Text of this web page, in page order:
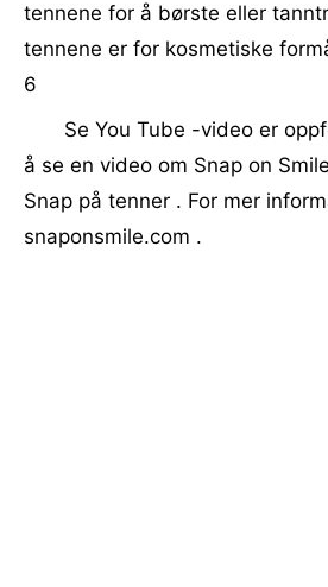
tennene for å børste eller
tennene er for kosmetiske
6
Se You Tube -video er
å se en video om Snap on
Snap på tenner . For mer
snaponsmile.com .